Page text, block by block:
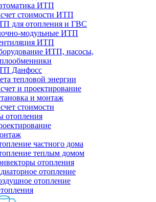
ИТП
стоимости ИТП
для отопления и ГВС
модульные ИТП
ИТП
ИТП, насосы,
Данфосс
тепловой энергии
и проектирование
и монтаж
стоимости
отопления
частного дома
теплым домом
отопления
отопление
отопление